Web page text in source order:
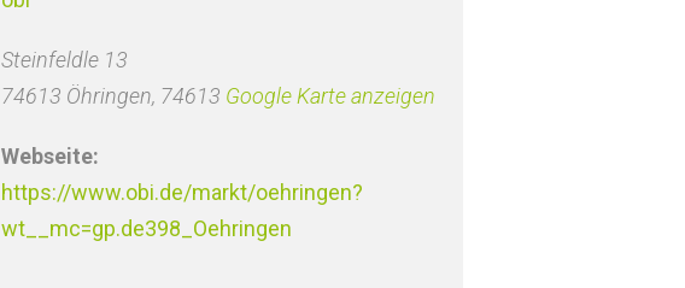
Steinfeldle 13
74613 Öhringen, 74613 Google Karte anzeigen
Webseite:
https://www.obi.de/markt/oehringen?
wt__mc=gp.de398_Oehringen